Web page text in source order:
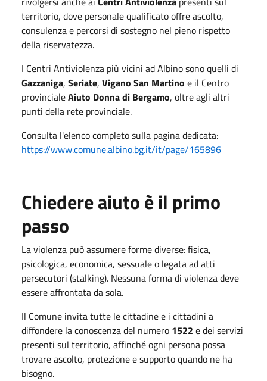
territorio, dove personale qualificato offre ascolto,
consulenza e percorsi di sostegno nel pieno rispetto
della riservatezza.
I Centri Antiviolenza più vicini ad Albino sono quelli di
Gazzaniga, Seriate, Vigano San Martino e il Centro
provincialeAiuto Donna di Bergamo, oltre agli altri
punti della rete provinciale.
Consulta l'elenco completo sulla pagina dedicata:
https://www.comune.albino.bg.it/it/page/165896
Chiedere aiuto è il primo
passo
La violenza può assumere forme diverse: fisica,
psicologica, economica, sessuale o legata ad atti
persecutori (stalking). Nessuna forma di violenza deve
essere affrontata da sola.
Il Comune invita tutte le cittadine e i cittadini a
diffondere la conoscenza del numero 1522 e dei servizi
presenti sul territorio, affinché ogni persona possa
trovare ascolto, protezione e supporto quando ne ha
bisogno.